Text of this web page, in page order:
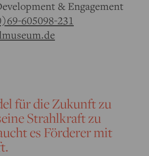
& Engagement
605098-231
für die Zukunft zu
Strahlkraft zu
es Förderer mit